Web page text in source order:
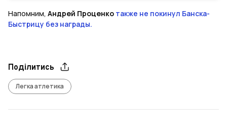
Напомним, Андрей Проценко также не покинул Банска-
Быстрицу без награды.
Поділитись
Легка атлетика